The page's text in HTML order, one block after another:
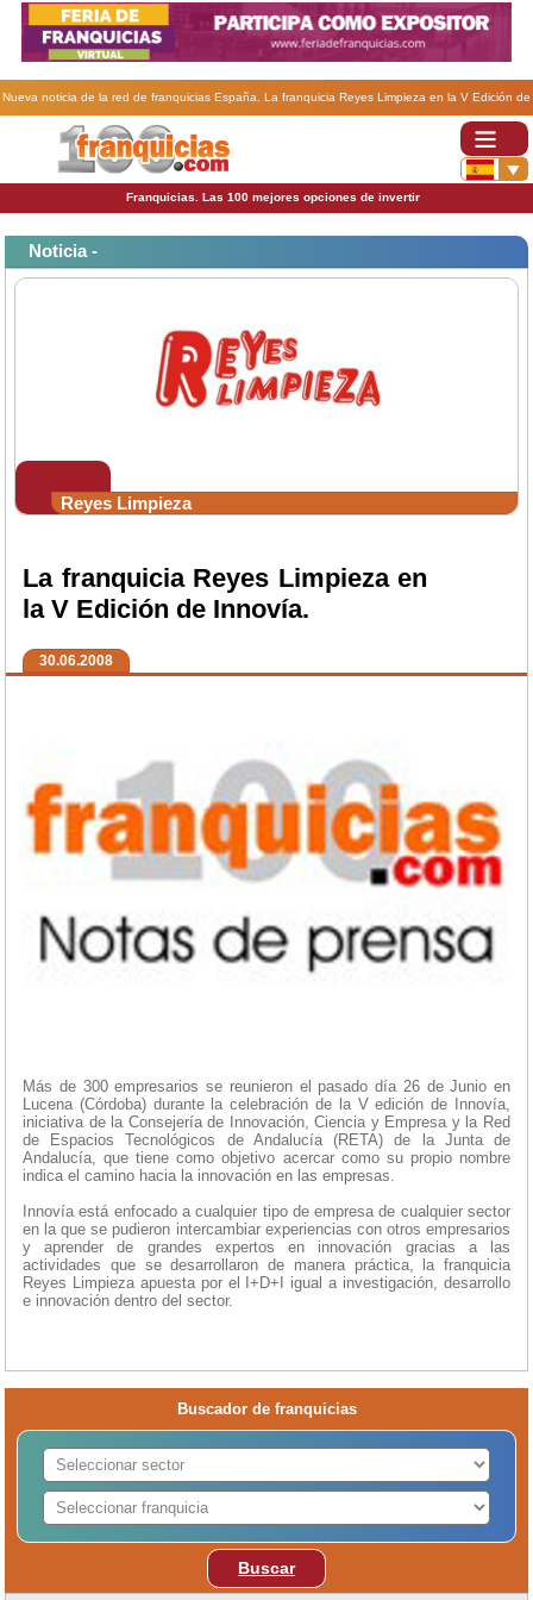
Nueva noticia de la red de franquicias España. La franquicia Reyes Limpieza en la V Edición de
Franquicias. Las 100 mejores opciones de invertir
Noticia -
Reyes Limpieza
La franquicia Reyes Limpieza en
la V Edición de Innovía.
30.06.2008
Más de 300 empresarios se reunieron el pasado día 26 de Junio en
Lucena (Córdoba) durante la celebración de la V edición de Innovía,
iniciativa de la Consejería de Innovación, Ciencia y Empresa y la Red
de Espacios Tecnológicos de Andalucía (RETA) de la Junta de
Andalucía, que tiene como objetivo acercar como su propio nombre
indica el camino hacia la innovación en las empresas.
Innovía está enfocado a cualquier tipo de empresa de cualquier sector
en la que se pudieron intercambiar experiencias con otros empresarios
y aprender de grandes expertos en innovación gracias a las
actividades que se desarrollaron de manera práctica, la franquicia
Reyes Limpieza apuesta por el I+D+I igual a investigación, desarrollo
e innovación dentro del sector.
Buscador de franquicias
Buscar